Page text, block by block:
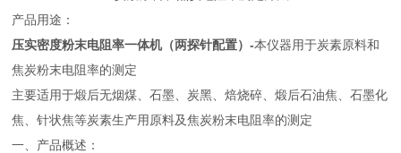
产品用途：
压实密度粉末电阻率一体机（两探针配置）-本仪器用于炭素原料和
焦炭粉末电阻率的测定
主要适用于煅后无烟煤、石墨、炭黑、焙烧碎、煅后石油焦、石墨化
焦、针状焦等炭素生产用原料及焦炭粉末电阻率的测定
一、产品概述：